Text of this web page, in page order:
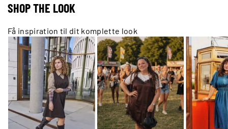
SHOP THE LOOK
Få inspiration til dit komplette look